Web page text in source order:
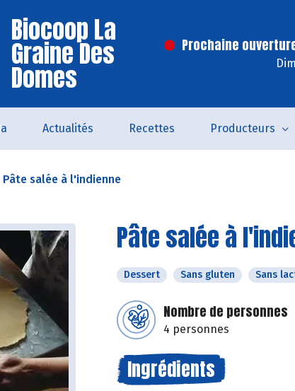
Biocoop La
Graine Des
Domes
Prochaine
Actualités Recettes Producteurs
Pâte salée à l'indienne
Pâte salée à
Dessert Sans gluten Sans
Nombre de personnes
4 personnes
Ingrédients